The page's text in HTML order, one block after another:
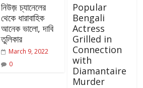
নিউজ় চ্যানেলের
থেকে ধারাবাহিক
আনেক ভালো, দাবি
তুলিকার
March 9, 2022
0
Popular
Bengali
Actress
Grilled in
Connection
with
Diamantaire
Murder